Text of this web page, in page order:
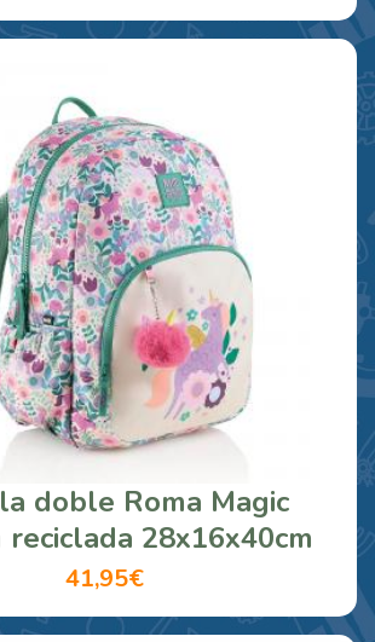
doble Roma Magic
reciclada 28x16x40cm
41,95€